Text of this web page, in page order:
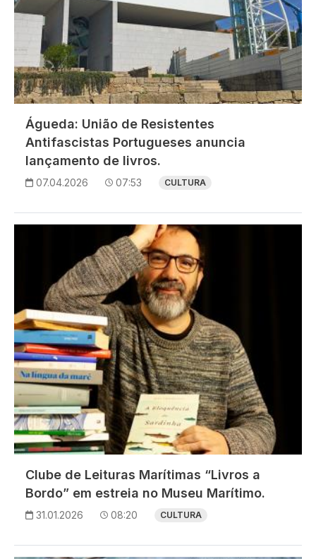
Águeda: União de Resistentes
Antifascistas Portugueses anuncia
lançamento de livros.
07.04.2026 07:53 CULTURA
Clube de Leituras Marítimas “Livros a
Bordo” em estreia no Museu Marítimo.
31.01.2026 08:20 CULTURA